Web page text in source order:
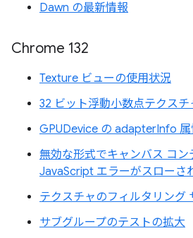
Dawn の最新情報
Chrome 132
Texture ビューの使用状況
32 ビット浮動小数点テクスチ
GPUDevice の adapterInfo
無効な形式でキャンバス コン
JavaScript エラーがスローさ
テクスチャのフィルタリング
サブグループのテストの拡大